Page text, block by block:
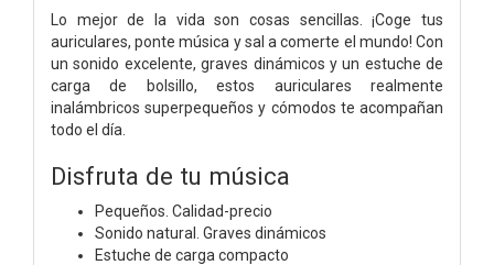
Lo mejor de la vida son cosas sencillas. ¡Coge tus
auriculares, ponte música y sal a comerte el mundo! Con
un sonido excelente, graves dinámicos y un estuche de
carga de bolsillo, estos auriculares realmente
inalámbricos superpequeños y cómodos te acompañan
todo el día.
Disfruta de tu música
Pequeños. Calidad-precio
Sonido natural. Graves dinámicos
Estuche de carga compacto